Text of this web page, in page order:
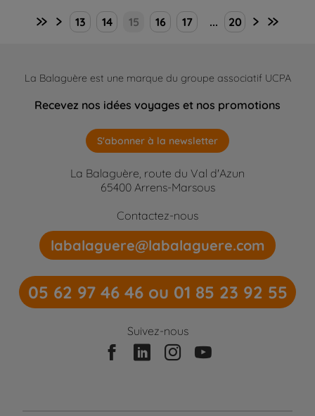
13 14 15 16 17 ... 20
La Balaguère est une marque du groupe associatif UCPA
Recevez nos idées voyages et nos promotions
S'abonner à la newsletter
La Balaguère, route du Val d'Azun
65400 Arrens-Marsous
Contactez-nous
labalaguere@labalaguere.com
05 62 97 46 46 ou 01 85 23 92 55
Suivez-nous